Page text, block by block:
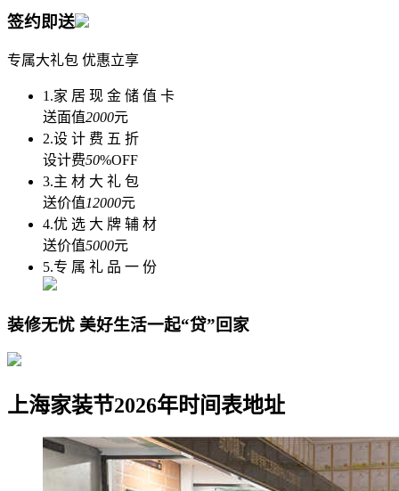
签约即送
专属大礼包 优惠立享
1.家 居 现 金 储 值 卡
送面值2000元
2.设 计 费 五 折
设计费50%OFF
3.主 材 大 礼 包
送价值12000元
4.优 选 大 牌 辅 材
送价值5000元
5.专 属 礼 品 一 份
装修无忧 美好生活一起“贷”回家
上海家装节2026年时间表地址